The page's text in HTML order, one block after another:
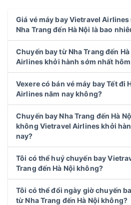
Giá vé máy bay Vietravel
Nha Trang đến Hà Nội là bao
Chuyến bay từ Nha Trang đến
Airlines khởi hành sớm nhất
Vexere có bán vé máy bay Tết đi
Airlines năm nay không?
Chuyến bay Nha Trang đến Hà
không Vietravel Airlines khởi
nay?
Tôi có thể huý chuyến bay
Trang đến Hà Nội không?
Tôi có thể đổi ngày giờ chuyến
từ Nha Trang đến Hà Nội không?